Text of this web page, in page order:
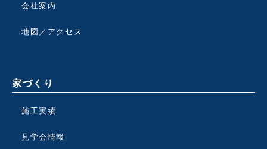
会社案内
地図／アクセス
家づくり
施工実績
見学会情報